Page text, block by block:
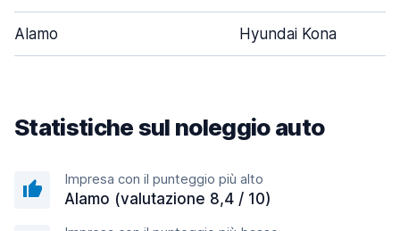
Alamo Hyundai Kona
Statistiche sul noleggio auto
Impresa con il punteggio più alto
Alamo (valutazione 8,4 / 10)